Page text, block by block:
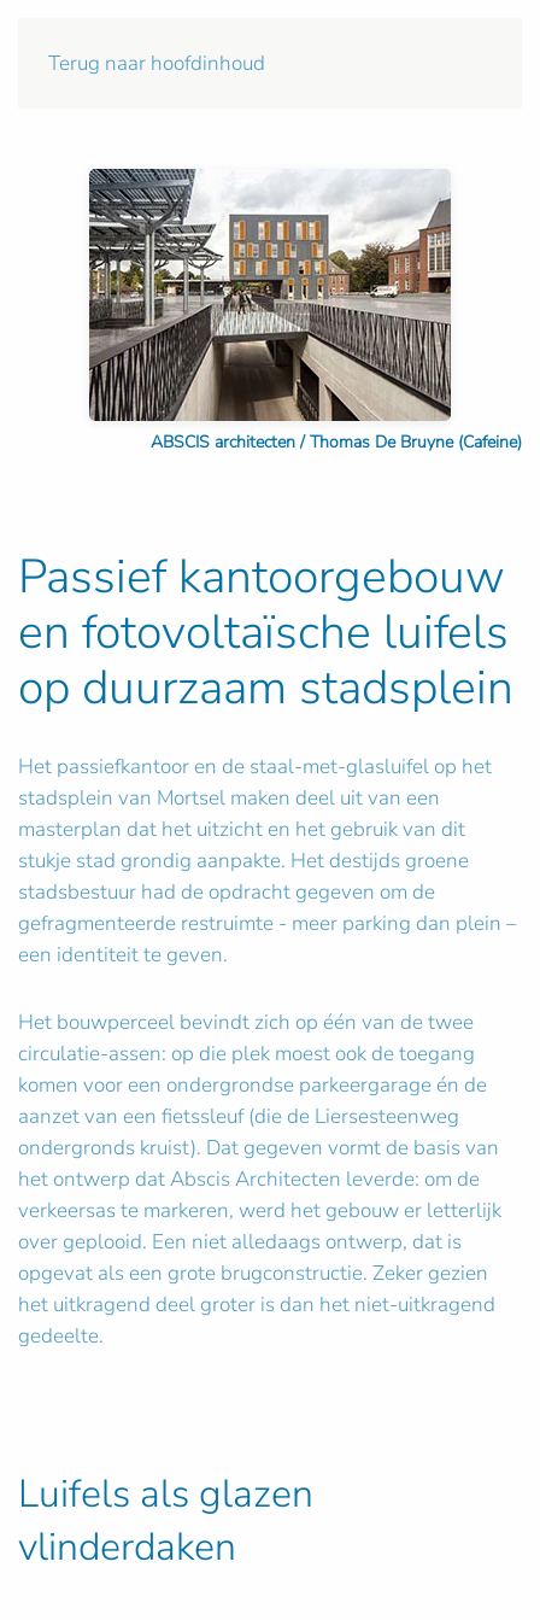
Terug naar hoofdinhoud
ABSCIS architecten / Thomas De Bruyne (Cafeine)
Passief kantoorgebouw
en fotovoltaïsche luifels
op duurzaam stadsplein
Het passiefkantoor en de staal-met-glasluifel op het
stadsplein van Mortsel maken deel uit van een
masterplan dat het uitzicht en het gebruik van dit
stukje stad grondig aanpakte. Het destijds groene
stadsbestuur had de opdracht gegeven om de
gefragmenteerde restruimte - meer parking dan plein –
een identiteit te geven.
Het bouwperceel bevindt zich op één van de twee
circulatie-assen: op die plek moest ook de toegang
komen voor een ondergrondse parkeergarage én de
aanzet van een fietssleuf (die de Liersesteenweg
ondergronds kruist). Dat gegeven vormt de basis van
het ontwerp dat Abscis Architecten leverde: om de
verkeersas te markeren, werd het gebouw er letterlijk
over geplooid. Een niet alledaags ontwerp, dat is
opgevat als een grote brugconstructie. Zeker gezien
het uitkragend deel groter is dan het niet-uitkragend
gedeelte.
Luifels als glazen
vlinderdaken